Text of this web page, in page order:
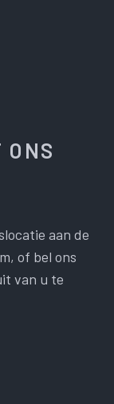
ONS
aan de
of bel ons
van u te